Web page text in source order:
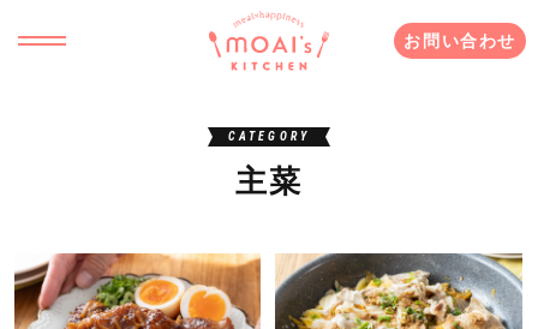
お問い合わせ
CATEGORY
主菜